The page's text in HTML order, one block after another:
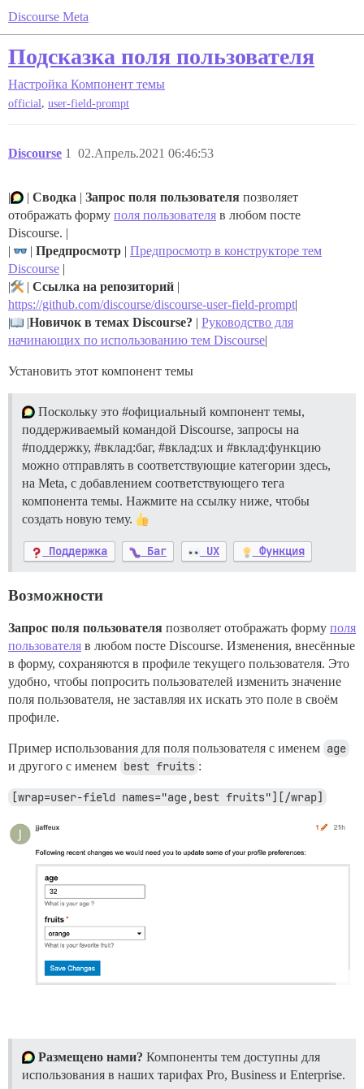
Discourse Meta
Подсказка поля пользователя
Настройка Компонент темы
official, user-field-prompt
Discourse 02.Апрель.2021 06:46:53
1
| | Сводка | Запрос поля пользователя позволяет
отображать форму поля пользователя в любом посте
Discourse. |
|
| Предпросмотр | Предпросмотр в конструкторе тем
Discourse |
|
| Ссылка на репозиторий |
https://github.com/discourse/discourse-user-field-prompt|
|
|Новичок в темах Discourse? | Руководство для
начинающих по использованию тем Discourse|
Установить этот компонент темы
Поскольку это #официальный компонент темы,
поддерживаемый командой Discourse, запросы на
#поддержку, #вклад:баг, #вклад:ux и #вклад:функцию
можно отправлять в соответствующие категории здесь,
на Meta, с добавлением соответствующего тега
компонента темы. Нажмите на ссылку ниже, чтобы
создать новую тему.
Поддержка Баг UX Функция
Возможности
Запрос поля пользователя позволяет отображать форму поля
пользователя в любом посте Discourse. Изменения, внесённые
в форму, сохраняются в профиле текущего пользователя. Это
удобно, чтобы попросить пользователей изменить значение
поля пользователя, не заставляя их искать это поле в своём
профиле.
Пример использования для поля пользователя с именем age
и другого с именем best fruits :
[wrap=user-field names="age,best fruits"][/wrap]
Размещено нами? Компоненты тем доступны для
использования в наших тарифах Pro, Business и Enterprise.